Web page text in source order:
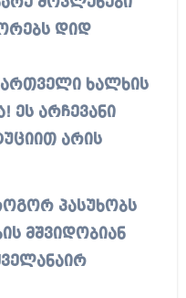
მოვლენები
დიდ
ხალხის
ეს არჩევანი
არის
პასუხობს
მშვიდობიან